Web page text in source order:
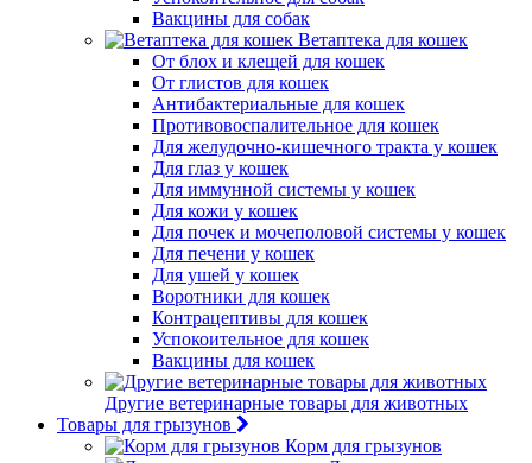
Вакцины для собак
Ветаптека для кошек
От блох и клещей для кошек
От глистов для кошек
Антибактериальные для кошек
Противовоспалительное для кошек
Для желудочно-кишечного тракта у кошек
Для глаз у кошек
Для иммунной системы у кошек
Для кожи у кошек
Для почек и мочеполовой системы у кошек
Для печени у кошек
Для ушей у кошек
Воротники для кошек
Контрацептивы для кошек
Успокоительное для кошек
Вакцины для кошек
Другие ветеринарные товары для животных
Товары для грызунов
Корм для грызунов